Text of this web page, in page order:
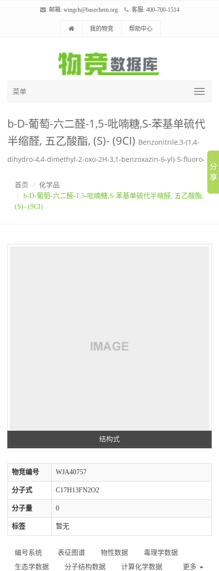
邮箱: wingch@basechem.org 客服: 400-700-1514
我的物竞 帮助中心
菜单
b-D-葡萄-六二醛-1,5-吡喃糖,S-苯基单硫代
半缩醛, 五乙酸酯, (S)- (9CI) Benzonitrile,3-(1,4-
dihydro-4,4-dimethyl-2-oxo-2H-3,1-benzoxazin-6-yl)-5-fluoro-
首页
化学品
b-D-葡萄-六二醛-1,5-吡喃糖,S-苯基单硫代半缩醛, 五乙酸酯,
(S)- (9CI)
结构式
物竞编号 WJA40757
分子式 C17H13FN2O2
分子量 0
标签 暂无
编号系统 表征图谱 物性数据
毒理学数据
生态学数据
分子结构数据 计算化学数据 更多